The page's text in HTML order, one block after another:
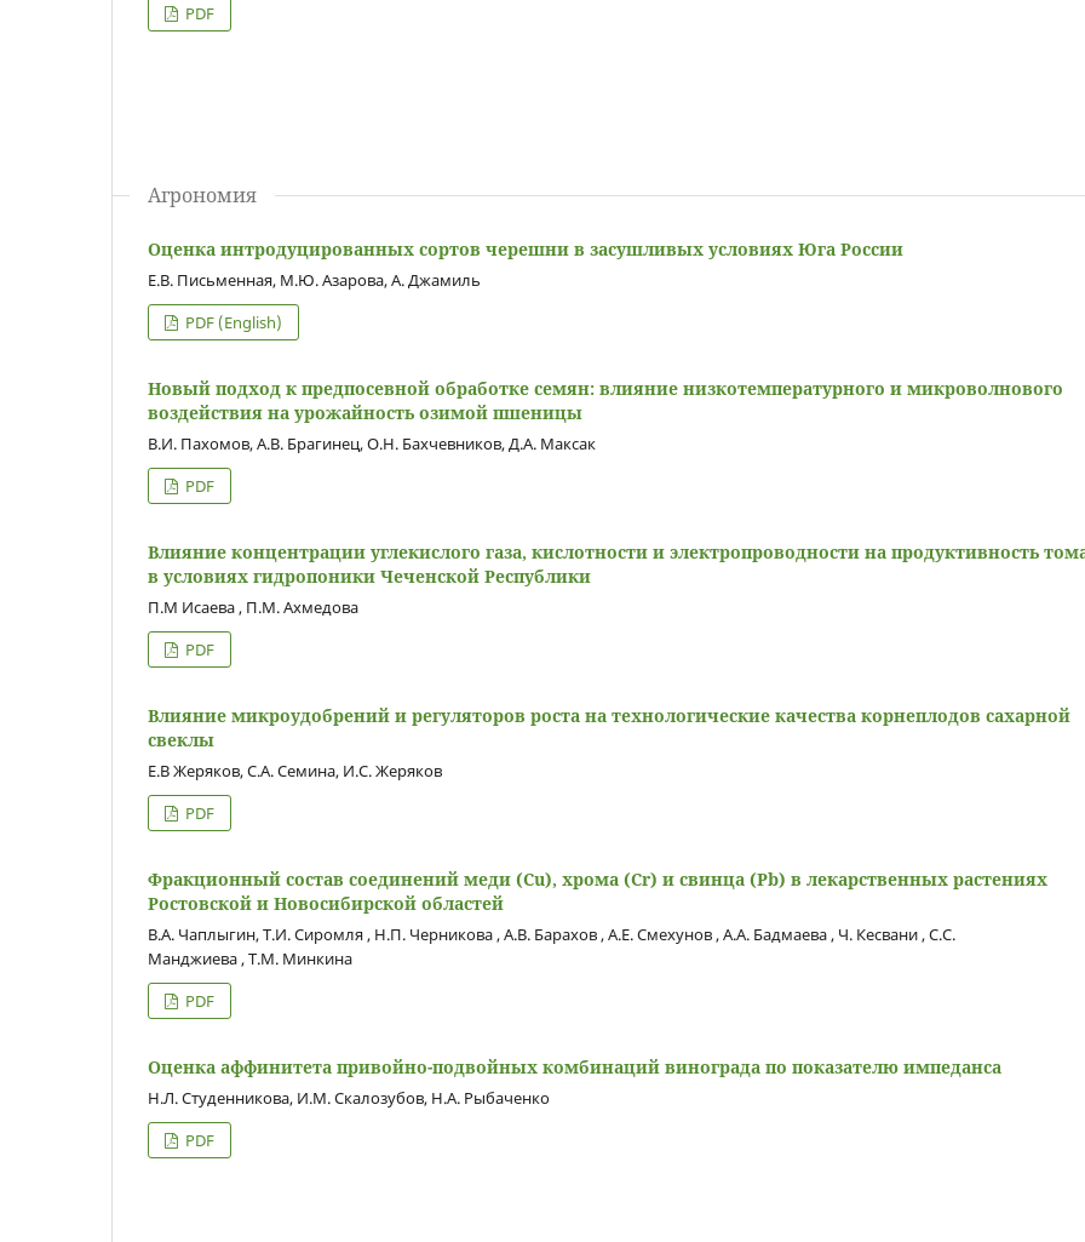
PDF
Агрономия
Оценка интродуцированных сортов черешни в засушливых условиях Юга России
Е.В. Письменная, М.Ю. Азарова, A. Джамиль
PDF (English)
Новый подход к предпосевной обработке семян: влияние низкотемпературного и микроволнового
воздействия на урожайность озимой пшеницы
В.И. Пахомов, А.В. Брагинец, О.Н. Бахчевников, Д.А. Максак
PDF
Влияние концентрации углекислого газа, кислотности и электропроводности на продуктивность
в условиях гидропоники Чеченской Республики
П.М Исаева , П.М. Ахмедова
PDF
Влияние микроудобрений и регуляторов роста на технологические качества корнеплодов сахарной
свеклы
Е.В Жеряков, С.А. Семина, И.С. Жеряков
PDF
Фракционный состав соединений меди (Cu), хрома (Cr) и свинца (Pb) в лекарственных растениях
Ростовской и Новосибирской областей
В.А. Чаплыгин, Т.И. Сиромля , Н.П. Черникова , А.В. Барахов , А.Е. Смехунов , А.А. Бадмаева , Ч. Кесвани , С.С.
Манджиева , Т.М. Минкина
PDF
Оценка аффинитета привойно-подвойных комбинаций винограда по показателю импеданса
Н.Л. Студенникова, И.М. Скалозубов, Н.А. Рыбаченко
PDF